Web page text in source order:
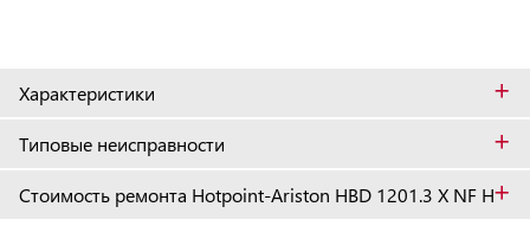
Характеристики +
Типовые неисправности +
Стоимость ремонта Hotpoint-Ariston HBD 1201.3 X NF H+